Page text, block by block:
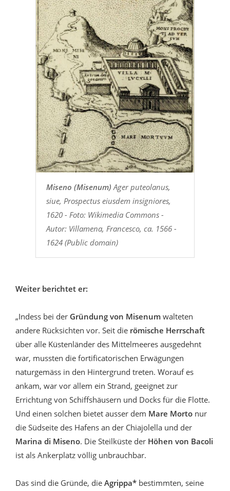
Miseno (Misenum) Ager puteolanus,
siue, Prospectus eiusdem insigniores,
1620 - Foto: Wikimedia Commons -
Autor: Villamena, Francesco, ca. 1566 -
1624 (Public domain)
Weiter berichtet er:
„Indess bei der Gründung von Misenum walteten
andere Rücksichten vor. Seit die römische Herrschaft
über alle Küstenländer des Mittelmeeres ausgedehnt
war, mussten die fortificatorischen Erwägungen
naturgemäss in den Hintergrund treten. Worauf es
ankam, war vor allem ein Strand, geeignet zur
Errichtung von Schiffshäusern und Docks für die Flotte.
Und einen solchen bietet ausser dem Mare Morto nur
die Südseite des Hafens an der Chiajolella und der
Marina di Miseno. Die Steilküste der Höhen von Bacoli
ist als Ankerplatz völlig unbrauchbar.
Das sind die Gründe, die Agrippa* bestimmten, seine